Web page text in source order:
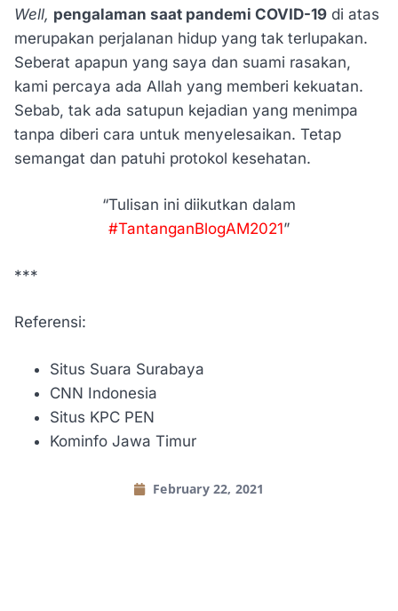
Well, pengalaman saat pandemi COVID-19 di atas
merupakan perjalanan hidup yang tak terlupakan.
Seberat apapun yang saya dan suami rasakan,
kami percaya ada Allah yang memberi kekuatan.
Sebab, tak ada satupun kejadian yang menimpa
tanpa diberi cara untuk menyelesaikan. Tetap
semangat dan patuhi protokol kesehatan.
“Tulisan ini diikutkan dalam
#TantanganBlogAM2021”
***
Referensi:
Situs Suara Surabaya
CNN Indonesia
Situs KPC PEN
Kominfo Jawa Timur
February 22, 2021